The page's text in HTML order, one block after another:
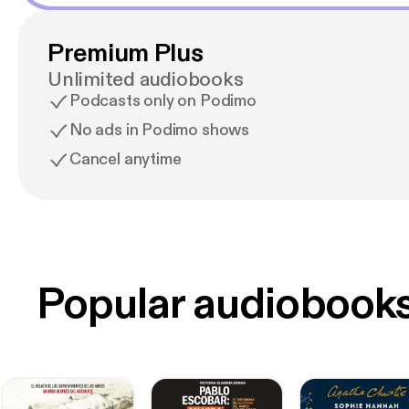
Premium Plus
Unlimited audiobooks
Podcasts only on Podimo
No ads in Podimo shows
Cancel anytime
Popular